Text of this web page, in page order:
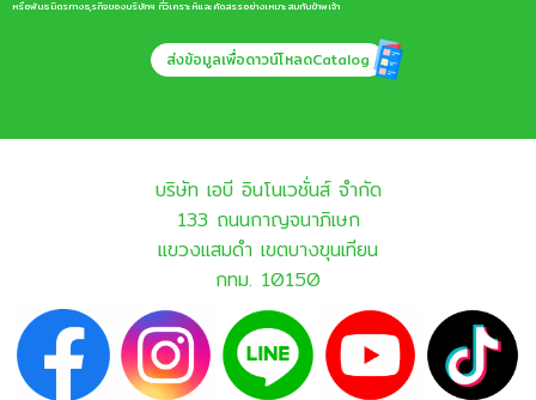
หรือพันธมิตรทางธุรกิจของบริษัทฯ ที่วิเคราะห์และคัดสรรอย่างเหมาะสมกับข้าพเจ้า
ส่งข้อมูลเพื่อดาวน์โหลดCatalog
บริษัท เอบี อินโนเวชั่นส์ จำกัด
133 ถนนกาญจนาภิเษก
แขวงแสมดำ เขตบางขุนเทียน
กทม. 10150